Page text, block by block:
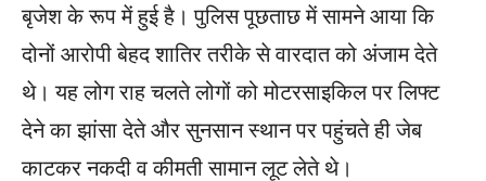
बृजेश के रूप में हुई है। पुलिस पूछताछ में सामने आया कि
दोनों आरोपी बेहद शातिर तरीके से वारदात को अंजाम देते
थे। यह लोग राह चलते लोगों को मोटरसाइकिल पर लिफ्ट
देने का झांसा देते और सुनसान स्थान पर पहुंचते ही जेब
काटकर नकदी व कीमती सामान लूट लेते थे।